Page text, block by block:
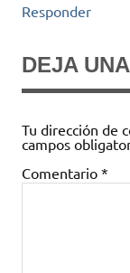
Responder
DEJA
Tu dirección de
campos
Comentario *